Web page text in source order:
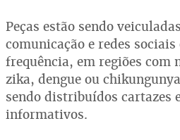
Peças estão sendo
comunicação e redes
frequência, em regiões com
zika, dengue ou
sendo distribuídos cartazes
informativos.